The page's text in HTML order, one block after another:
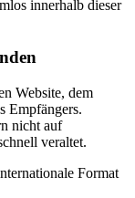
innerhalb dieser
Website, dem
Empfängers.
nicht auf
veraltet.
Format